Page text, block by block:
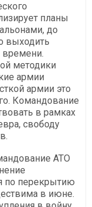
планы
до
выходить
методики
армии
армии это
Командование
в рамках
свободу
АТО
по перекрытию
в июне.